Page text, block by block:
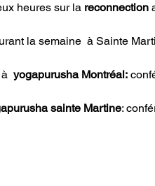
heures sur la reconnection
la semaine  à Sainte
yogapurusha Montréal:
sainte Martine: